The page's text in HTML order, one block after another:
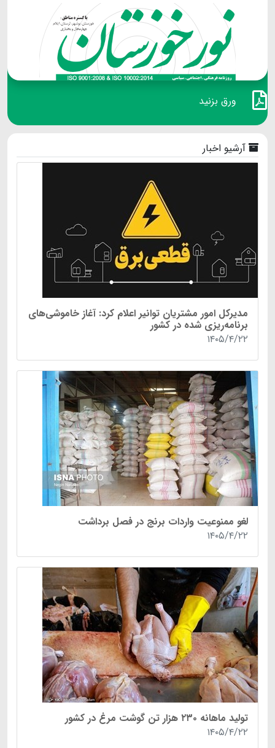
ورق بزنید
آرشیو اخبار
مدیرکل امور مشتریان توانیر اعلام کرد: آغاز خاموشی‌های
برنامه‌ریزی شده در کشور
۱۴۰۵/۴/۲۲
لغو ممنوعیت واردات برنج در فصل برداشت
۱۴۰۵/۴/۲۲
تولید ماهانه ۲۳۰ هزار تن گوشت مرغ در کشور
۱۴۰۵/۴/۲۲